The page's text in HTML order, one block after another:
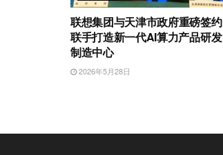
联想集团与天津市政府重磅签约
联手打造新一代AI算力产品研发
制造中心
2026年5月28日